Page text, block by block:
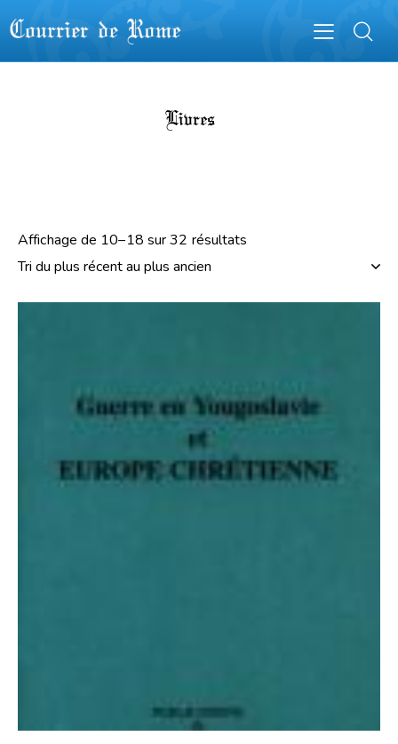
Livres
Affichage de 10–18 sur 32 résultats